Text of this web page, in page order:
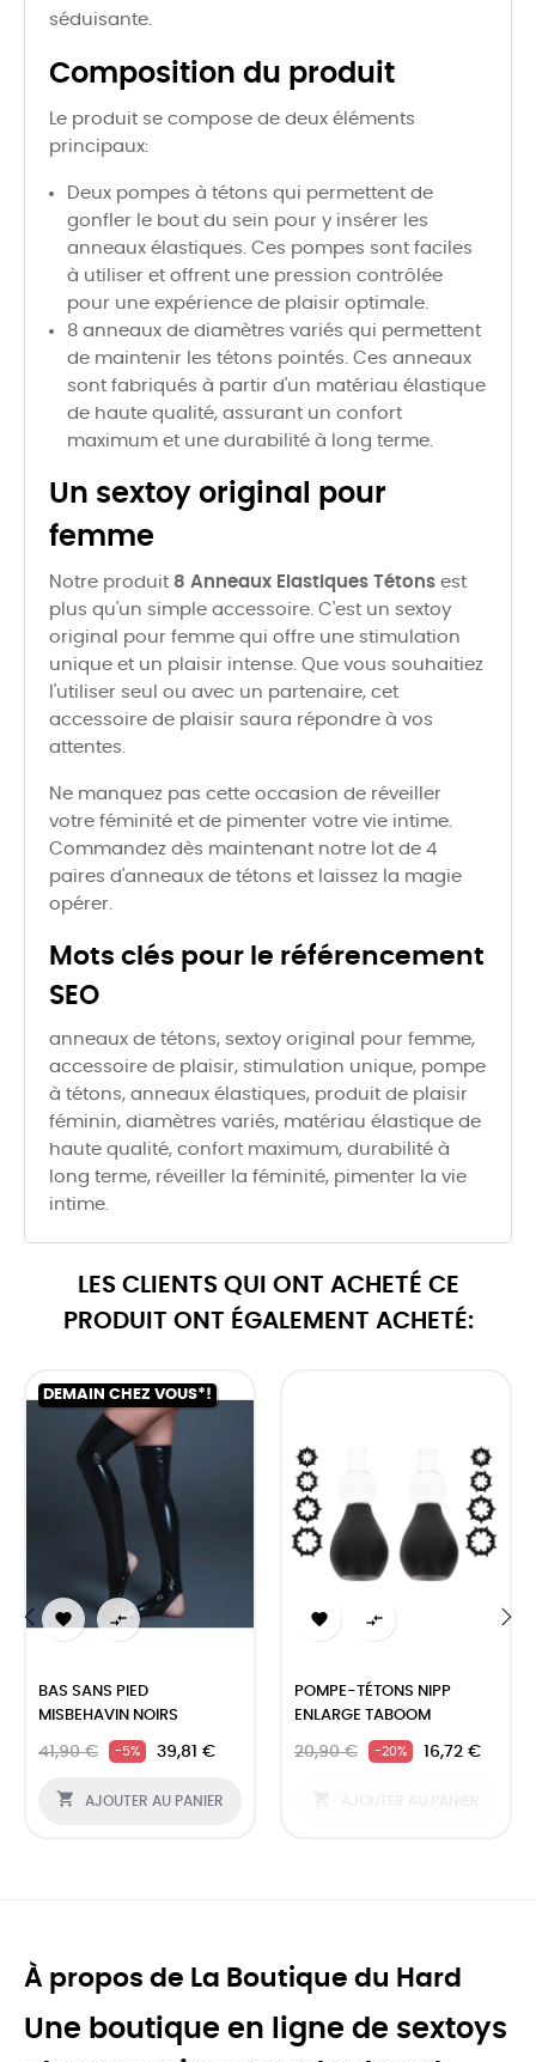
séduisante.
Composition du produit
Le produit se compose de deux éléments
principaux:
Deux pompes à tétons qui permettent de
gonfler le bout du sein pour y insérer les
anneaux élastiques. Ces pompes sont faciles
à utiliser et offrent une pression contrôlée
pour une expérience de plaisir optimale.
8 anneaux de diamètres variés qui permettent
de maintenir les tétons pointés. Ces anneaux
sont fabriqués à partir d'un matériau élastique
de haute qualité, assurant un confort
maximum et une durabilité à long terme.
Un sextoy original pour
femme
Notre produit 8 Anneaux Elastiques Tétons est
plus qu'un simple accessoire. C'est un sextoy
original pour femme qui offre une stimulation
unique et un plaisir intense. Que vous souhaitiez
l'utiliser seul ou avec un partenaire, cet
accessoire de plaisir saura répondre à vos
attentes.
Ne manquez pas cette occasion de réveiller
votre féminité et de pimenter votre vie intime.
Commandez dès maintenant notre lot de 4
paires d'anneaux de tétons et laissez la magie
opérer.
Mots clés pour le référencement
SEO
anneaux de tétons, sextoy original pour femme,
accessoire de plaisir, stimulation unique, pompe
à tétons, anneaux élastiques, produit de plaisir
féminin, diamètres variés, matériau élastique de
haute qualité, confort maximum, durabilité à
long terme, réveiller la féminité, pimenter la vie
intime.
LES CLIENTS QUI ONT ACHETÉ CE
PRODUIT ONT ÉGALEMENT ACHETÉ:
DEMAIN CHEZ VOUS*!
 
BAS SANS PIED
MISBEHAVIN NOIRS
41,90 € -5% 39,81 €
 AJOUTER AU PANIER
 
POMPE-TÉTONS NIPP
ENLARGE TABOOM
20,90 € -20% 16,72 €
À propos de La Boutique du Hard
Une boutique en ligne de sextoys